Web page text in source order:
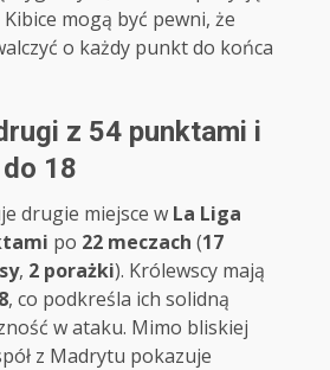
mogą być pewni, że
o każdy punkt do końca
z 54 punktami i
18
drugie miejsce w La Liga
po 22 meczach (17
, 2 porażki). Królewscy mają
, co podkreśla ich solidną
w ataku. Mimo bliskiej
z Madrytu pokazuje